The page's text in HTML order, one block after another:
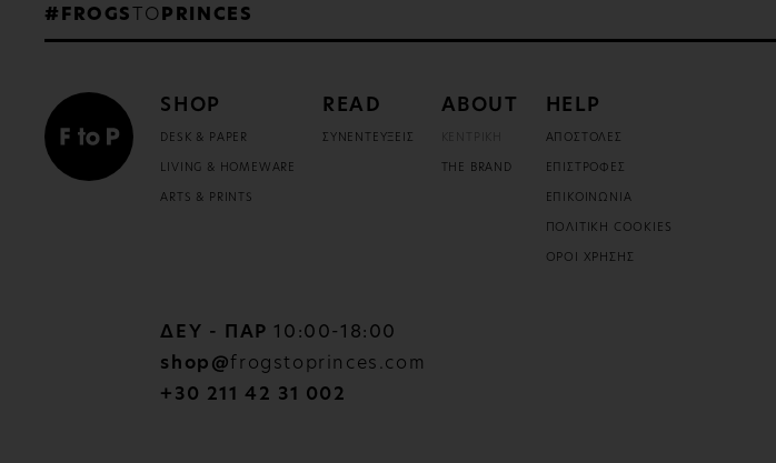
#FROGS TO PRINCES
SHOP
DESK & PAPER
LIVING & HOMEWARE
ARTS & PRINTS
READ
ΣΥΝΕΝΤΕΥΞΕΙΣ
ABOUT
THE BRAND
HELP
ΑΠΟΣΤΟΛΕΣ
ΕΠΙΣΤΡΟΦΕΣ
ΕΠΙΚΟΙΝΩΝΙΑ
ΠΟΛΙΤΙΚΗ COOKIES
ΟΡΟΙ ΧΡΗΣΗΣ
ΔΕΥ - ΠΑΡ 10:00-18:00
shop@frogstoprinces.com
+30 211 42 31 002